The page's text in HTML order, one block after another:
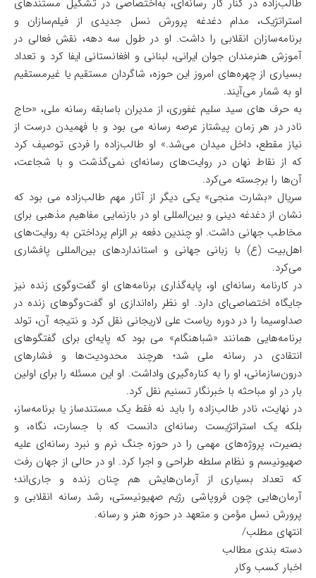
طالب‌زاده در کنار کار رسانه‌ای، به‌اختصاصی در تشکیل مستندهای
استراتژیک، مدام دغدغه پرورش نسل جدیدی از فیلم‌سازان و
برنامه‌سازان انقلابی را داشت. او در طول سه دهه، نقش فعالی در
آموزش هنرمندان جوان ایرانی، لبنانی و افغانستانی ایفا کرد و تعداد
بسیاری از چهره‌های امروز این حوزه، شاگردان مستقیم یا غیرمستقیم
او به شمار می‌آیند.
به حرف های سید سلیم غفوری، از مدیران باسابقه رسانه ملی، «حاج
نادر در هر زمان پیشتاز عرصه رسانه می بود و با فهمیدن درست از
نیاز مقطع، داخل میدان می‌شد.» او طالب‌زاده را فردی توصیف کرد
که از نقاط نهان در روایت‌های رسانه‌ای نمی‌گذشت و با شجاعت،
آن‌ها را برجسته می‌کرد.
سریال «بشارت منجی» یکی دیگر از آثار مهم طالب‌زاده می بود که
نشان از دغدغه دینی و بین‌المللی او در بازنمایی مفاهیم مذهبی برای
مخاطب جهانی داشت. او چندین دفعه بر الزام پرداختن به روایت‌های
اهل‌بیت (ع) با زبانی جهانی و استانداردهای بین‌المللی پافشاری
می‌کرد.
در کارنامه رسانه‌ای او، پایه‌گذاری برنامه‌های او گفت‌وگوی زنده نیز
جایگاه اختصاصی‌ای دارد. او نظر راه‌اندازی او گفت‌وگوهای زنده در
صداوسیما را در دوره ریاست علی لاریجانی نقل کرد و نتیجه آن، تولد
برنامه‌هایی همانند «شباهنگام» می بود که پایه‌ای برای گفتگوهای
انتقادی در رسانه ملی شد؛ هرچند محدودیت‌ها و فشارهای
درون‌سازمانی، او را به کناره‌گیری واداشت. او این مسئله را برای اولین
بار در او مباحثه با خبرنگار تسنیم نقل کرد.
در نهایت، نادر طالب‌زاده را باید نه فقط یک مستندساز یا برنامه‌ساز،
بلکه یک استراتژیست رسانه‌ای دانست که با جسارت، نگاه، و
بصیرت، پروژه‌های مهمی را در حوزه جنگ نرم و نبرد رسانه‌ای علیه
صهیونیسم و نظام سلطه طراحی و اجرا کرد. او در حالی از جهان رفت
که تعداد بسیاری از آرمان‌هایش هم چنان زنده و جاری‌اند؛
آرمان‌هایی چون فروپاشی رژیم صهیونیستی، رشد رسانه انقلابی و
پرورش نسل مؤمن و متعهد در حوزه هنر و رسانه.
انتهای مطلب/
دسته بندی مطالب
اخبار کسب وکار